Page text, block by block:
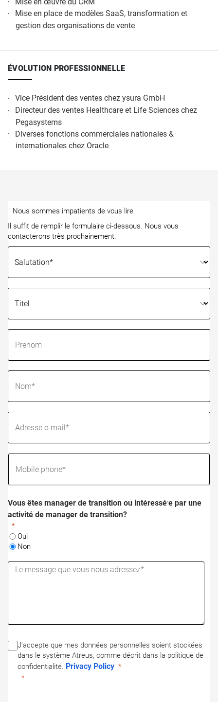
Mise en place de modèles SaaS, transformation et
gestion des organisations de vente
ÉVOLUTION PROFESSIONNELLE
Vice Président des ventes chez ysura GmbH
Directeur des ventes Healthcare et Life Sciences chez
Pegasystems
Diverses fonctions commerciales nationales &
internationales chez Oracle
Nous sommes impatients de vous lire
Il suffit de remplir le formulaire ci-dessous. Nous vous
contacterons très prochainement.
Vous êtes manager de transition ou intéressé⸱e par une
activité de manager de transition?
Oui
Non
J’accepte que mes données personnelles soient stockées
dans le système Atreus, comme décrit dans la politique de
confidentialité. Privacy Policy